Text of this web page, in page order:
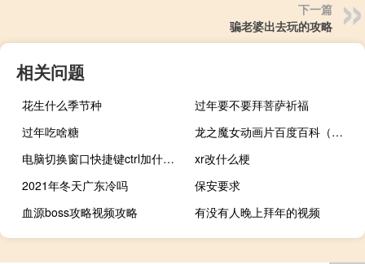
下一篇
骗老婆出去玩的攻略
相关问题
花生什么季节种
过年要不要拜菩萨祈福
过年吃啥糖
龙之魔女动画片百度百科（魔法少女同人之龙之殇简介）
电脑切换窗口快捷键ctrl加什么（切换页面快捷键ctrl加什么）
xr改什么梗
2021年冬天广东冷吗
保安要求
血源boss攻略视频攻略
有没有人晚上拜年的视频